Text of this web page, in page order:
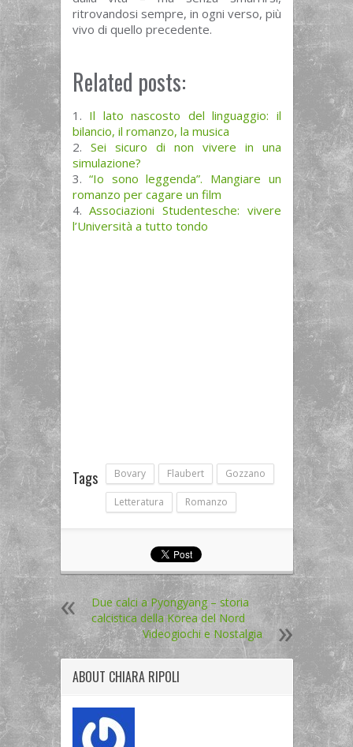
ritrovandosi sempre, in ogni verso, più
vivo di quello precedente.
Related posts:
Il lato nascosto del linguaggio: il
bilancio, il romanzo, la musica
Sei sicuro di non vivere in una
simulazione?
“Io sono leggenda”. Mangiare un
romanzo per cagare un film
Associazioni Studentesche: vivere
l’Università a tutto tondo
Tags Bovary Flaubert Gozzano
Letteratura Romanzo
Due calci a Pyongyang – storia
calcistica della Korea del Nord
Videogiochi e Nostalgia
ABOUT CHIARA RIPOLI